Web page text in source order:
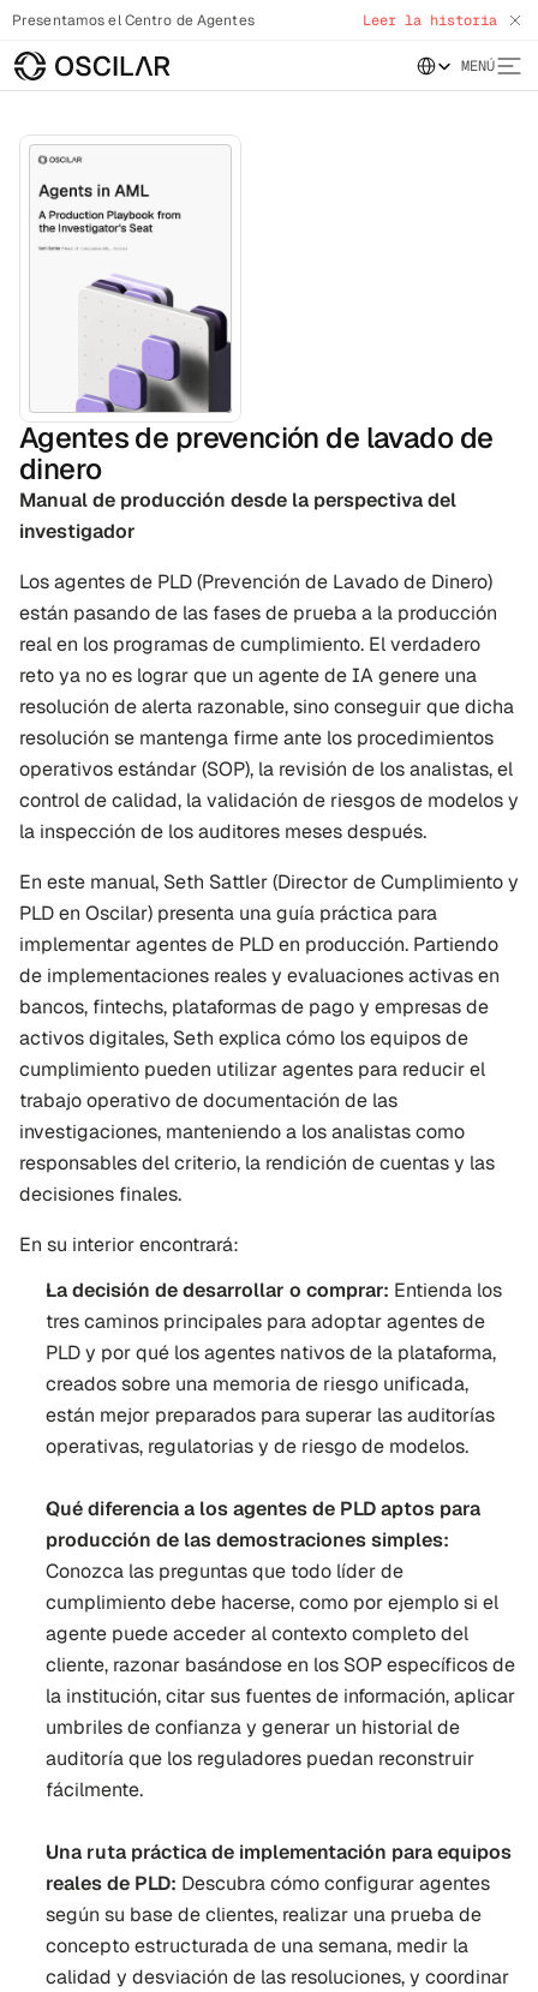
Presentamos el Centro de Agentes Leer la historia
Select Language
MENÚ
Agentes de prevención de lavado de
dinero
Manual de producción desde la perspectiva del
investigador
Los agentes de PLD (Prevención de Lavado de Dinero)
están pasando de las fases de prueba a la producción
real en los programas de cumplimiento. El verdadero
reto ya no es lograr que un agente de IA genere una
resolución de alerta razonable, sino conseguir que dicha
resolución se mantenga firme ante los procedimientos
operativos estándar (SOP), la revisión de los analistas, el
control de calidad, la validación de riesgos de modelos y
la inspección de los auditores meses después.
En este manual, Seth Sattler (Director de Cumplimiento y
PLD en Oscilar) presenta una guía práctica para
implementar agentes de PLD en producción. Partiendo
de implementaciones reales y evaluaciones activas en
bancos, fintechs, plataformas de pago y empresas de
activos digitales, Seth explica cómo los equipos de
cumplimiento pueden utilizar agentes para reducir el
trabajo operativo de documentación de las
investigaciones, manteniendo a los analistas como
responsables del criterio, la rendición de cuentas y las
decisiones finales.
En su interior encontrará:
La decisión de desarrollar o comprar: Entienda los
tres caminos principales para adoptar agentes de
PLD y por qué los agentes nativos de la plataforma,
creados sobre una memoria de riesgo unificada,
están mejor preparados para superar las auditorías
operativas, regulatorias y de riesgo de modelos.
Qué diferencia a los agentes de PLD aptos para
producción de las demostraciones simples:
Conozca las preguntas que todo líder de
cumplimiento debe hacerse, como por ejemplo si el
agente puede acceder al contexto completo del
cliente, razonar basándose en los SOP específicos de
la institución, citar sus fuentes de información, aplicar
umbriles de confianza y generar un historial de
auditoría que los reguladores puedan reconstruir
fácilmente.
Una ruta práctica de implementación para equipos
reales de PLD: Descubra cómo configurar agentes
según su base de clientes, realizar una prueba de
concepto estructurada de una semana, medir la
calidad y desviación de las resoluciones, y coordinar